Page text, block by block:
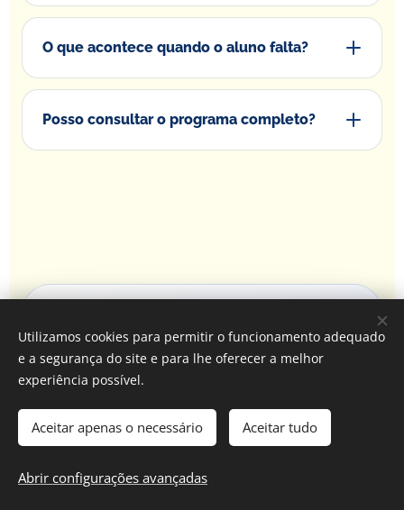
O que acontece quando o aluno falta?
Posso consultar o programa completo?
O primeiro passo é
partida.
instrumento, disponibilidade e nível de entrada.
Inscrições abertas 2026/27
Conheça a oferta formativa Interartes.
Utilizamos cookies para permitir o funcionamento adequado
e a segurança do site e para lhe oferecer a melhor
experiência possível.
Aceitar apenas o necessário Aceitar tudo
Abrir configurações avançadas